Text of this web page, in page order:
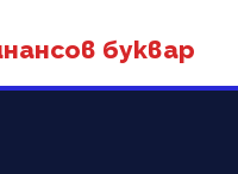
буквар